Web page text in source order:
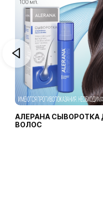
АЛЕРАНА СЫВОРОТКА
ВОЛОС